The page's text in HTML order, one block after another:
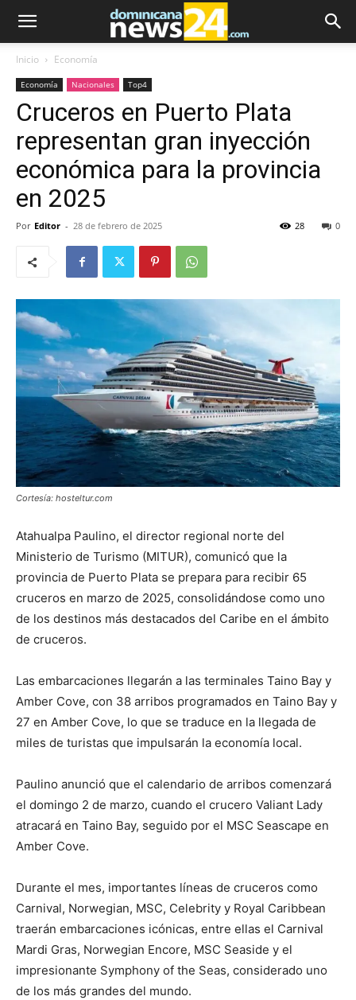
Inicio Economía
Economía Nacionales Top4
Cruceros en Puerto Plata
representan gran inyección
económica para la provincia
en 2025
Por Editor - 28 de febrero de 2025 0
28
Cortesía: hosteltur.com
Atahualpa Paulino, el director regional norte del
Ministerio de Turismo (MITUR), comunicó que la
provincia de Puerto Plata se prepara para recibir 65
cruceros en marzo de 2025, consolidándose como uno
de los destinos más destacados del Caribe en el ámbito
de cruceros.
Las embarcaciones llegarán a las terminales Taino Bay y
Amber Cove, con 38 arribos programados en Taino Bay y
27 en Amber Cove, lo que se traduce en la llegada de
miles de turistas que impulsarán la economía local.
Paulino anunció que el calendario de arribos comenzará
el domingo 2 de marzo, cuando el crucero Valiant Lady
atracará en Taino Bay, seguido por el MSC Seascape en
Amber Cove.
Durante el mes, importantes líneas de cruceros como
Carnival, Norwegian, MSC, Celebrity y Royal Caribbean
traerán embarcaciones icónicas, entre ellas el Carnival
Mardi Gras, Norwegian Encore, MSC Seaside y el
impresionante Symphony of the Seas, considerado uno
de los más grandes del mundo.